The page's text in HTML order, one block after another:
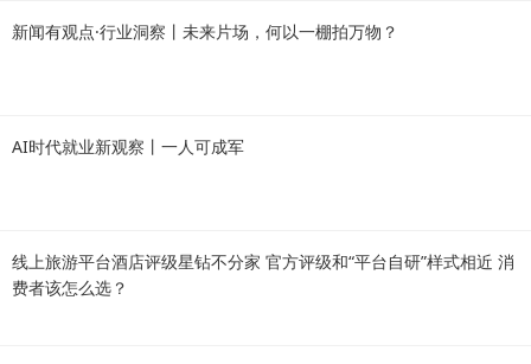
新闻有观点·行业洞察丨未来片场，何以一棚拍万物？
AI时代就业新观察丨一人可成军
线上旅游平台酒店评级星钻不分家 官方评级和“平台自研”样式相近 消
费者该怎么选？